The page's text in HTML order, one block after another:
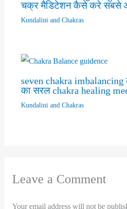
चक्र मैडिटेशन कैसे करे सबसे
Kundalini and Chakras
seven chakra
का सरल chakra healing
Kundalini and Chakras
Leave a Comment
Your email address will not be